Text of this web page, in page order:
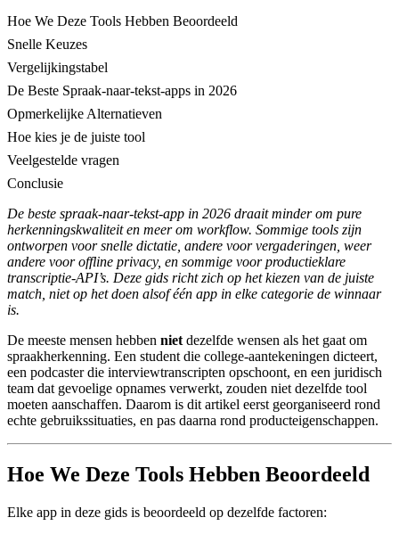
Hoe We Deze Tools Hebben Beoordeeld
Snelle Keuzes
Vergelijkingstabel
De Beste Spraak-naar-tekst-apps in 2026
Opmerkelijke Alternatieven
Hoe kies je de juiste tool
Veelgestelde vragen
Conclusie
De beste spraak-naar-tekst-app in 2026 draait minder om pure
herkenningskwaliteit en meer om workflow. Sommige tools zijn
ontworpen voor snelle dictatie, andere voor vergaderingen, weer
andere voor offline privacy, en sommige voor productieklare
transcriptie-API’s. Deze gids richt zich op het kiezen van de juiste
match, niet op het doen alsof één app in elke categorie de winnaar
is.
De meeste mensen hebben niet dezelfde wensen als het gaat om
spraakherkenning. Een student die college-aantekeningen dicteert,
een podcaster die interviewtranscripten opschoont, en een juridisch
team dat gevoelige opnames verwerkt, zouden niet dezelfde tool
moeten aanschaffen. Daarom is dit artikel eerst georganiseerd rond
echte gebruikssituaties, en pas daarna rond producteigenschappen.
Hoe We Deze Tools Hebben Beoordeeld
Elke app in deze gids is beoordeeld op dezelfde factoren: